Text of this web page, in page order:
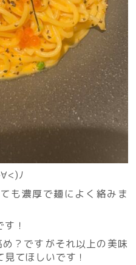
ﾉ
も濃厚で麺によく絡みま
！
？ですがそれ以上の美味
てほしいです！